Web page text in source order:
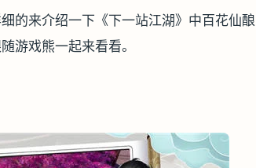
的来介绍一下《下一站江湖》中百花仙酿
游戏熊一起来看看。